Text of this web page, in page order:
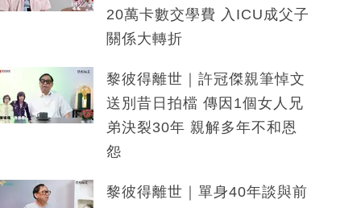
20萬卡數交學費 入ICU成父子
關係大轉折
黎彼得離世｜許冠傑親筆悼文
送別昔日拍檔 傳因1個女人兄
弟決裂30年 親解多年不和恩
怨
黎彼得離世｜單身40年談與前